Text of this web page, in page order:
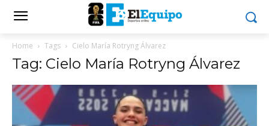
Home Tags Cielo María Rotryng Álvarez
Tag: Cielo María Rotryng Álvarez